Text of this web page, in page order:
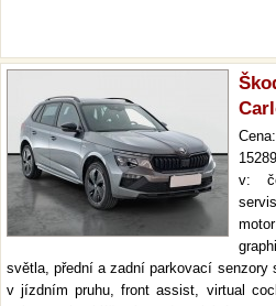
v:
světla, přední a zadní parkovací
v jízdním pruhu, front assist, virtual